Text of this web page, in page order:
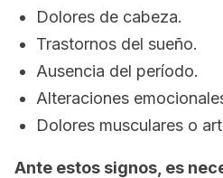
Dolores de cabeza.
Trastornos del sueño.
Ausencia del período.
Alteraciones
Dolores musculares o
Ante estos signos, es